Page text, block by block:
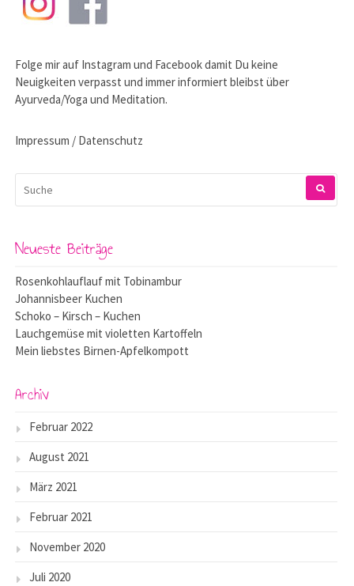
Folge mir auf Instagram und Facebookdamit Du keine
Neuigkeiten verpasst und immer informiert bleibst über
Ayurveda/Yoga und Meditation.
Impressum / Datenschutz
NACH:
Neueste Beiträge
Rosenkohlauflauf mit Tobinambur
Johannisbeer Kuchen
Schoko – Kirsch – Kuchen
Lauchgemüse mit violetten Kartoffeln
Mein liebstes Birnen-Apfelkompott
Archiv
Februar 2022
August 2021
März 2021
Februar 2021
November 2020
Juli 2020